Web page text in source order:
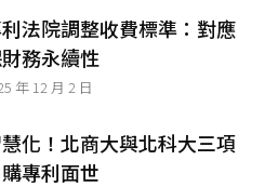
法院調整收費標準：對應
務永續性
年 12 月 2 日
化！北商大與北科大三項
專利面世